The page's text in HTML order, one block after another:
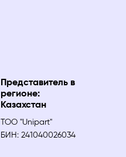
Представитель в
регионе:
Казахстан
ТОО "Unipart"
БИН: 241040026034